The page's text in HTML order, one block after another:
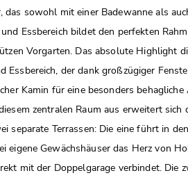
das sowohl mit einer Badewanne als
Essbereich bildet den perfekten
Vorgarten. Das absolute Highlight
Essbereich, der dank großzügiger
Kamin für eine besonders
zentralen Raum aus erweitert
separate Terrassen: Die eine führt in
eigene Gewächshäuser das Herz von
mit der Doppelgarage verbindet. Die